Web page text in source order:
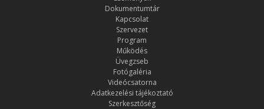
Dokumentumtár
Kapcsolat
Szervezet
Program
Működés
Üvegzseb
Fotógaléria
Videócsatorna
Adatkezelési tájékoztató
Szerkesztőség